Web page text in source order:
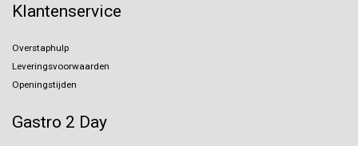
Klantenservice
Overstaphulp
Leveringsvoorwaarden
Openingstijden
Gastro 2 Day